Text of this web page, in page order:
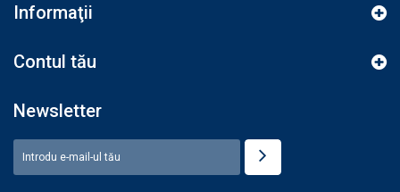
Informaţii
Contul tău
Newsletter